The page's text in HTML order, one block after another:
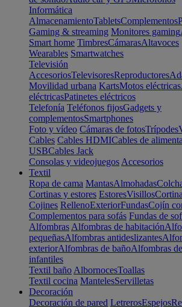
Informática
AlmacenamientoTabletsComplementos
Gaming & streaming Monitores gaming
Smart home TimbresCámarasAltavoces
Wearables Smartwatches
Televisión
AccesoriosTelevisoresReproductores
Movilidad urbana KartsMotos eléctricas
eléctricasPatinetes eléctricos
Telefonía Teléfonos fijosGadgets y
complementosSmartphones
Foto y vídeo Cámaras de fotosTrípodes
Cables Cables HDMICables de
USBCables Jack
Consolas y videojuegos Accesorios
Textil
Ropa de cama MantasAlmohadas
Cortinas y estores EstoresVisillos
Cojines RellenoExteriorFundasCojín
Complementos para sofás Fundas de
Alfombras Alfombras de habitación
pequeñasAlfombras antideslizantes
exteriorAlfombras de bañoAlfombras
infantiles
Textil baño AlbornocesToallas
Textil cocina MantelesServilletas
Decoración
Decoración de pared LetrerosEspejos